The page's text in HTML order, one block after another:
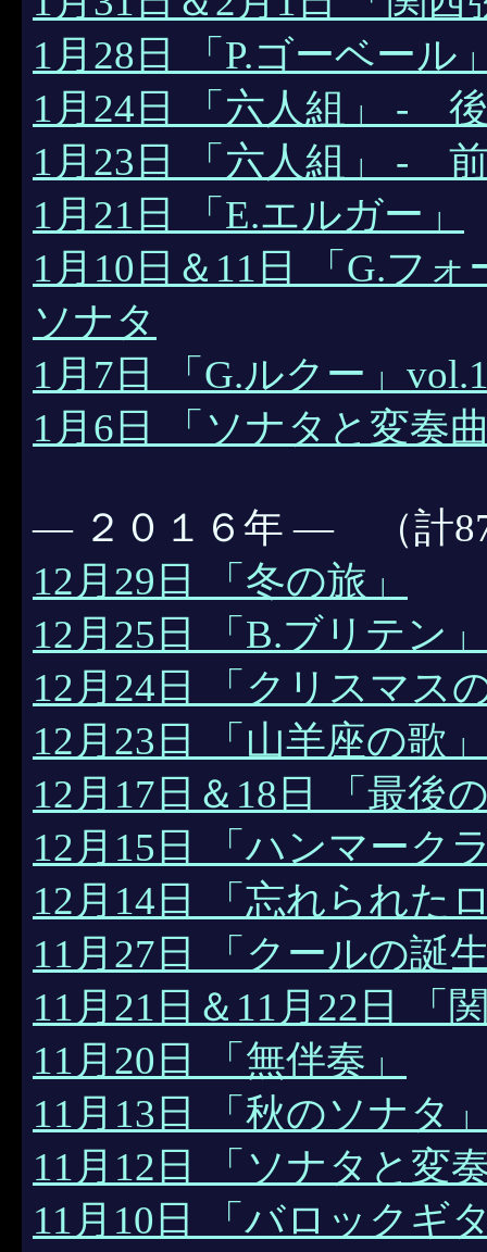
1月28日 「P.ゴーベール
1月24日 「六人組」 -
1月23日 「六人組」 -
1月21日 「E.エルガー」
1月10日＆11日 「G.フ
ソナタ
1月7日 「G.ルクー」
1月6日 「ソナタと変奏
― ２０１６年 ― （計
12月29日 「冬の旅」
12月25日 「B.ブリテン」
12月24日 「クリスマス
12月23日 「山羊座の歌」
12月17日＆18日 「最後
12月15日 「ハンマーク
12月14日 「忘れられた
11月27日 「クールの誕
11月21日＆11月22日 「
11月20日 「無伴奏」
11月13日 「秋のソナタ
11月12日 「ソナタと変
11月10日 「バロックギ